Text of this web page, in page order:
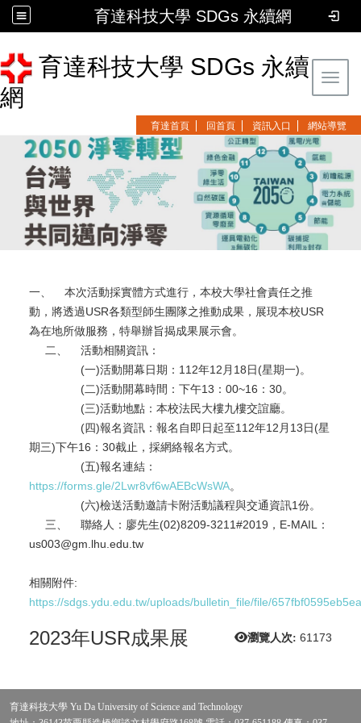
育達科技大學 SDGs 永續網
育達科技大學 SDGs 永續
網
育達首頁 回首頁 資訊入口 網站導覽
一、 本次活動採實體方式進行，本校大學社會責任之推
動，將透過USR各類型師生團隊之推動成果，展現本校USR
為在地所做服務，特舉辦旨揭成果展示會。
二、 活動相關資訊：
(一)活動開幕日期：112年12月18日(星期一)。
(二)活動開幕時間：下午13：00~16：30。
(三)活動地點：本校法民大樓九樓交誼廳。
(四)報名資訊：報名自即日起至112年12月13日(星
期三)下午16：30截止，採網絡報名方式。
(五)報名連結：
https://forms.gle/2Lwr8vf6wAEBcWsWA。
(六)檢送活動邀請卡附活動議程與交通資訊1份。
三、 聯絡人：廖先生(02)8209-3211#2019，E-MAIL：
us003@gm.lhu.edu.tw
相關附件:
https://sdgs.ydu.edu.tw/uploads/bulletin_file/file/
瀏覽人次: 61173
2023年USR成果展
育達科技大學 Yu Da University of Science and Technology